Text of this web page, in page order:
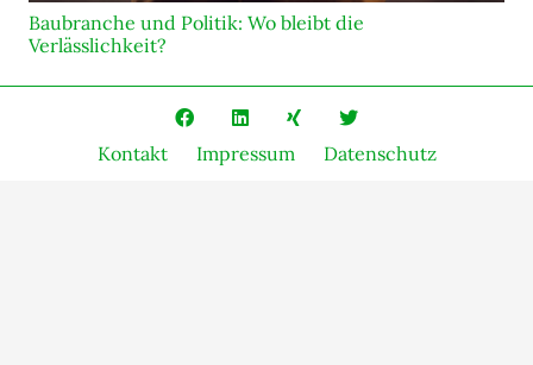
Baubranche und Politik: Wo bleibt die
Verlässlichkeit?
Kontakt Impressum Datenschutz